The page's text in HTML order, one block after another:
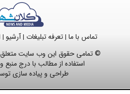
تماس با ما |تعرفه تبلیغات |آرشیو |
© تمامی حقوق این وب سایت متعلق
استفاده از مطالب با درج
طراحی و پیاده سازی